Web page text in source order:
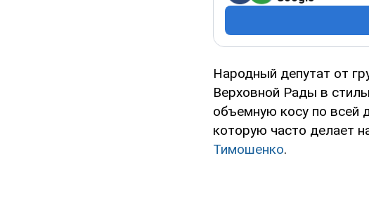
Народный депутат от
Верховной Рады в
объемную косу по всей
которую часто делает
Тимошенко.